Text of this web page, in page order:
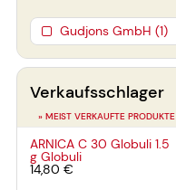
Gudjons GmbH (1)
Verkaufsschlager
» MEIST VERKAUFTE PRODUKTE
ARNICA C 30 Globuli1.5
gGlobuli
14,80 €